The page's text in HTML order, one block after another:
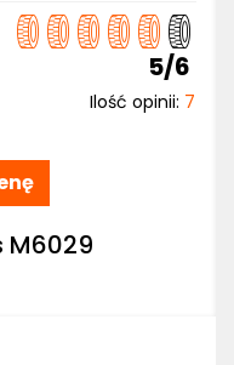
5/6
Ilość opinii: 7
M6029